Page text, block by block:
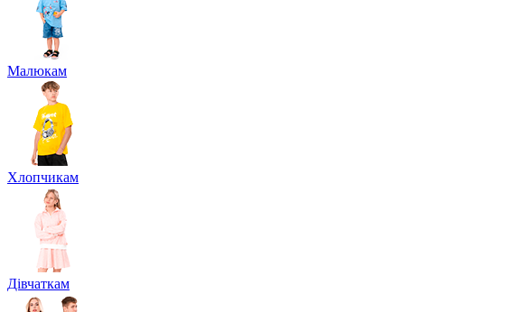
Малюкам
Хлопчикам
Дівчаткам